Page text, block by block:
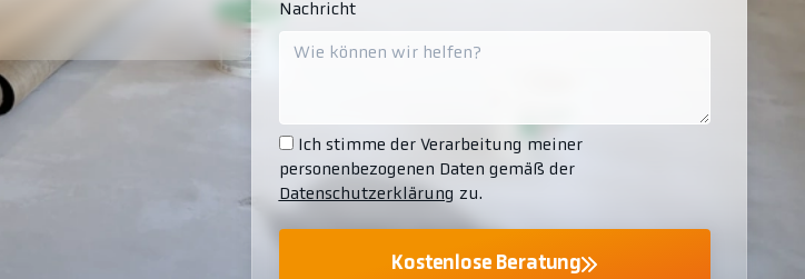
Nachricht
Ich stimme der Verarbeitung meiner
personenbezogenen Daten gemäß der
Datenschutzerklärung zu.
Kostenlose Beratung